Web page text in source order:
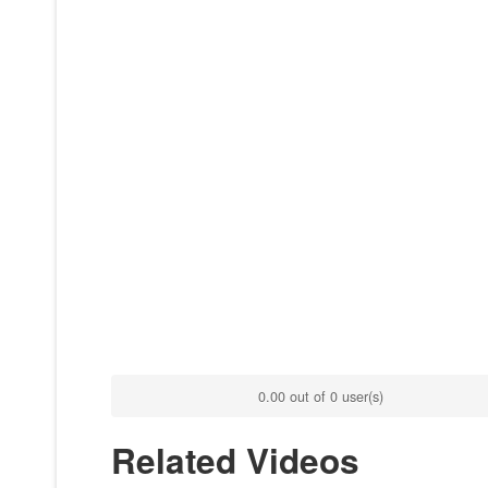
0.00 out of 0 user(s)
Related Videos